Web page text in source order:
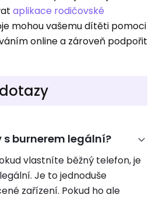
aplikace rodičovské
mohou vašemu dítěti pomoci
online a zároveň podpořit
burnerem legální?
vlastníte běžný telefon, je
Je to jednoduše
zařízení. Pokud ho ale